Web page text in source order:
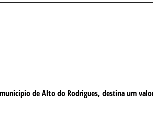
de Alto do Rodrigues, destina um